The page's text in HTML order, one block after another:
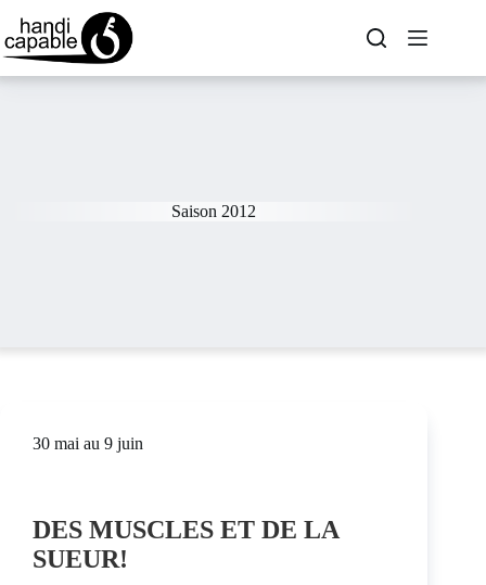
Saison 2012
30 mai au 9 juin
DES MUSCLES ET DE LA
SUEUR!